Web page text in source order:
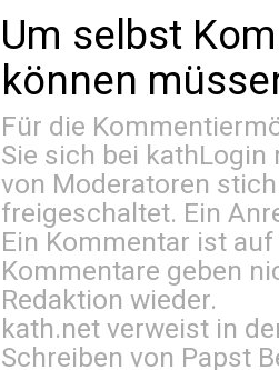
Um selbst
können
Für die
Sie sich bei kathLogin
von Moderatoren
freigeschaltet. Ein
Ein Kommentar ist
Kommentare geben
Redaktion wieder.
kath.net verweist in
Schreiben von Papst